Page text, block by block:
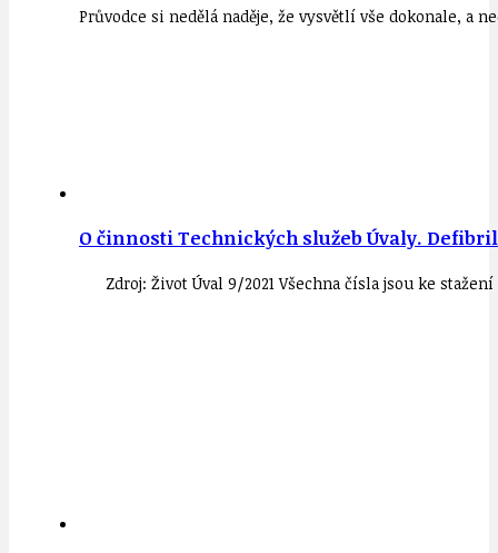
Průvodce si nedělá naděje, že vysvětlí vše dokonale, a
O činnosti Technických služeb Úvaly.
Zdroj: Život Úval 9/2021 Všechna čísla jsou ke